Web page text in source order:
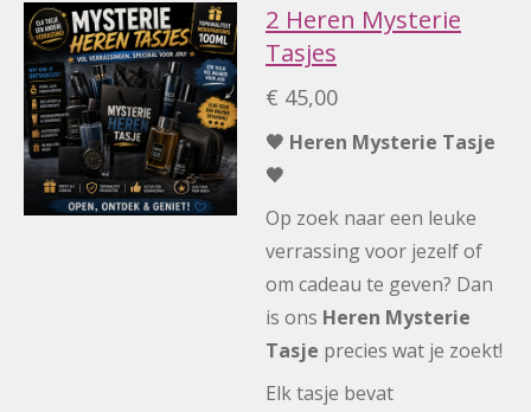
2 Heren Mysterie
Tasjes
€ 45,00
🖤 Heren Mysterie Tasje
🖤
Op zoek naar een leuke
verrassing voor jezelf of
om cadeau te geven? Dan
is ons Heren Mysterie
Tasje precies wat je zoekt!
Elk tasje bevat